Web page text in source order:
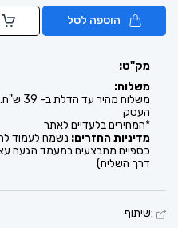
הוספה לסל
מק"ט:
משלוח:
העסק
*המחירים בלעדיים לאתר
מדיניות החזרים: נשמח לעמוד
כספיים מתבצעים במעמד הגעה
דרך השליח)
:שיתוף